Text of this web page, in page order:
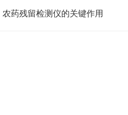
药残留检测仪的关键作用